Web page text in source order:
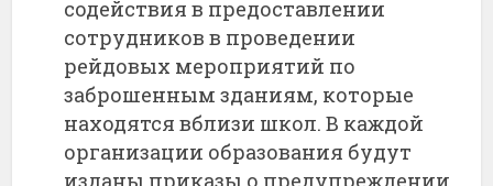
содействия в предоставлении
сотрудников в проведении
рейдовых мероприятий по
заброшенным зданиям, которые
находятся вблизи школ. В каждой
организации образования будут
изданы приказы о предупреждении